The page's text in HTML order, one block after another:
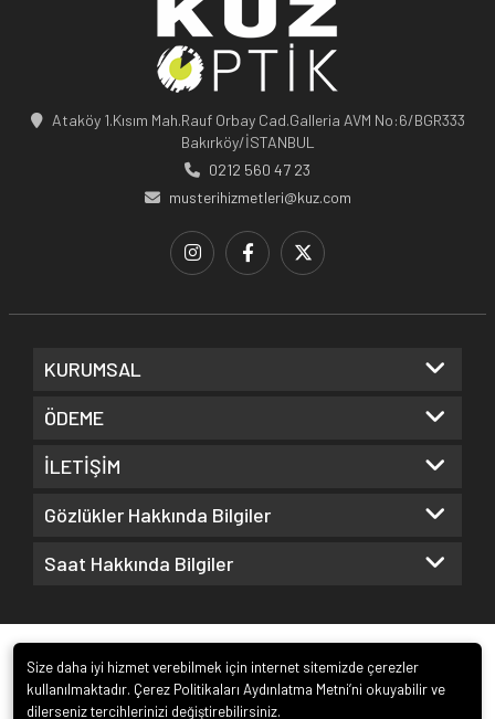
Ataköy 1.Kısım Mah.Rauf Orbay Cad.Galleria AVM No:6/BGR333
Bakırköy/İSTANBUL
0212 560 47 23
musterihizmetleri@kuz.com
KURUMSAL
ÖDEME
İLETİŞİM
Gözlükler Hakkında Bilgiler
Saat Hakkında Bilgiler
Size daha iyi hizmet verebilmek için internet sitemizde çerezler
kullanılmaktadır. Çerez Politikaları Aydınlatma Metni’ni okuyabilir ve
dilerseniz tercihlerinizi değiştirebilirsiniz.